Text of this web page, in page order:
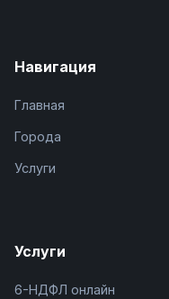
Навигация
Главная
Города
Услуги
Услуги
6-НДФЛ онлайн